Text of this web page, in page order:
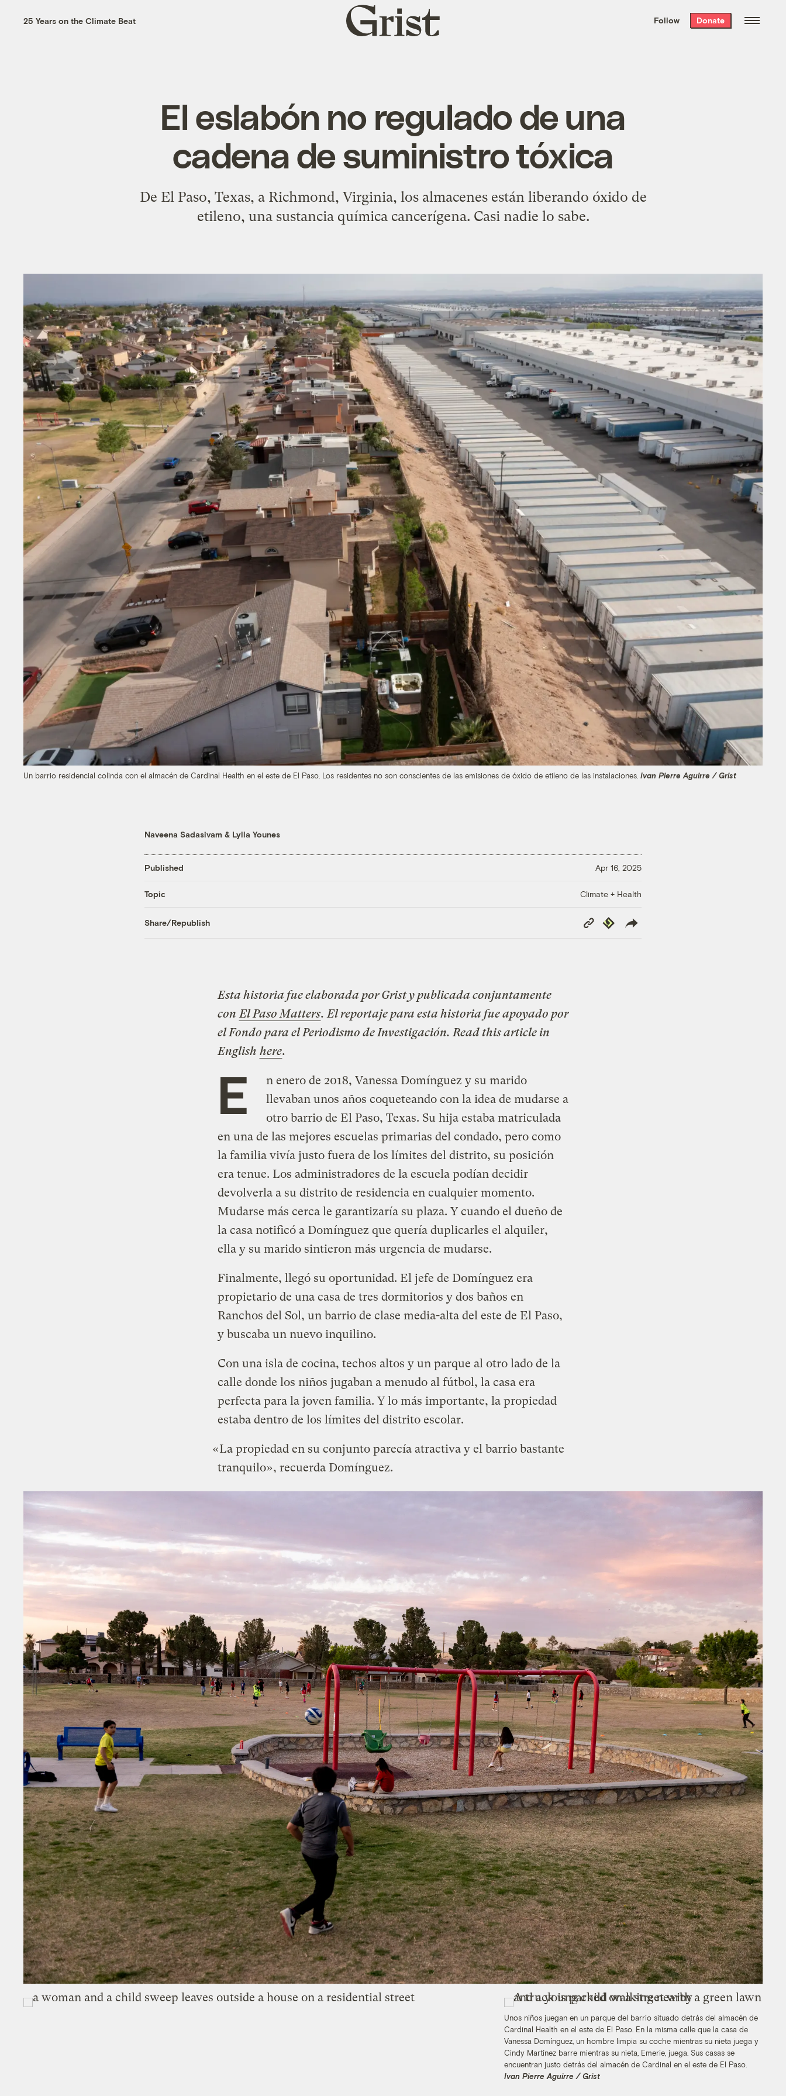
the week’s best
. Delivered free every
25 Years on the Climate Beat
Grist
home
Follow Donate
El eslabón no regulado de una
cadena de suministro tóxica
De El Paso, Texas, a Richmond, Virginia, los almacenes están liberando óxido de
etileno, una sustancia química cancerígena. Casi nadie lo sabe.
Un barrio residencial colinda con el almacén de Cardinal Health en el este de El Paso. Los residentes no son conscientes de las emisiones de óxido de etileno de las instalaciones.Ivan Pierre Aguirre / Grist
Naveena Sadasivam & Lylla Younes
Published Apr 16, 2025
Topic Climate + Health
Share/Republish
Copy
Republish
Esta historia fue elaborada por Grist y publicada conjuntamente
con El Paso Matters. El reportaje para esta historia fue apoyado por
el Fondo para el Periodismo de Investigación.Read this article in
English here.
E
n enero de 2018, Vanessa Domínguez y su marido
llevaban unos años coqueteando con la idea de mudarse a
otro barrio de El Paso, Texas. Su hija estaba matriculada
en una de las mejores escuelas primarias del condado, pero como
la familia vivía justo fuera de los límites del distrito, su posición
era tenue. Los administradores de la escuela podían decidir
devolverla a su distrito de residencia en cualquier momento.
Mudarse más cerca le garantizaría su plaza. Y cuando el dueño de
la casa notificó a Domínguez que quería duplicarles el alquiler,
ella y su marido sintieron más urgencia de mudarse.
Finalmente, llegó su oportunidad. El jefe de Domínguez era
propietario de una casa de tres dormitorios y dos baños en
Ranchos del Sol, un barrio de clase media-alta del este de El Paso,
y buscaba un nuevo inquilino.
Con una isla de cocina, techos altos y un parque al otro lado de la
calle donde los niños jugaban a menudo al fútbol, la casa era
perfecta para la joven familia. Y lo más importante, la propiedad
estaba dentro de los límites del distrito escolar.
«La propiedad en su conjunto parecía atractiva y el barrio bastante
tranquilo», recuerda Domínguez.
Unos niños juegan en un parque del barrio situado detrás del almacén de
Cardinal Health en el este de El Paso. En la misma calle que la casa de
Vanessa Domínguez, un hombre limpia su coche mientras su nieta juega y
Cindy Martínez barre mientras su nieta, Emerie, juega. Sus casas se
encuentran justo detrás del almacén de Cardinal en el este de El Paso.
Ivan Pierre Aguirre / Grist